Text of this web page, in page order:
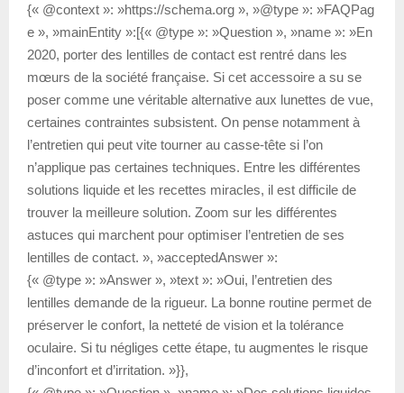
{« @context »: »https://schema.org », »@type »: »FAQPag
e », »mainEntity »:[{« @type »: »Question », »name »: »En
2020, porter des lentilles de contact est rentré dans les
mœurs de la société française. Si cet accessoire a su se
poser comme une véritable alternative aux lunettes de vue,
certaines contraintes subsistent. On pense notamment à
l’entretien qui peut vite tourner au casse-tête si l’on
n’applique pas certaines techniques. Entre les différentes
solutions liquide et les recettes miracles, il est difficile de
trouver la meilleure solution. Zoom sur les différentes
astuces qui marchent pour optimiser l’entretien de ses
lentilles de contact. », »acceptedAnswer »:
{« @type »: »Answer », »text »: »Oui, l’entretien des
lentilles demande de la rigueur. La bonne routine permet de
préserver le confort, la netteté de vision et la tolérance
oculaire. Si tu négliges cette étape, tu augmentes le risque
d’inconfort et d’irritation. »}},